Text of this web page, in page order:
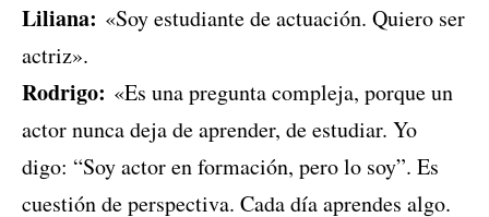
Liliana: «Soy estudiante de actuación. Quiero ser
actriz».
Rodrigo: «Es una pregunta compleja, porque un
actor nunca deja de aprender, de estudiar. Yo
digo: “Soy actor en formación, pero lo soy”. Es
cuestión de perspectiva. Cada día aprendes algo.